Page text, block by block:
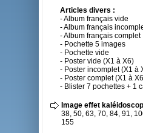
Articles divers :
- Album français vide
- Album français
- Album français complet
- Pochette 5 images
- Pochette vide
- Poster vide (X1 à X6)
- Poster incomplet (X1 à
- Poster complet (X1 à
- Blister 7 pochettes + 1
Image effet
38, 50, 63, 70, 84, 91,
155